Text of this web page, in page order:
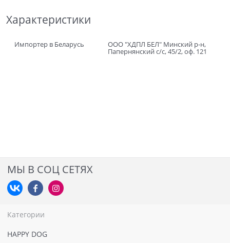
Характеристики
Импортер в Беларусь ООО "ХДПЛ БЕЛ" Минский р-н,
Папернянский с/с, 45/2, оф. 121
МЫ В СОЦ СЕТЯХ
Категории
HAPPY DOG